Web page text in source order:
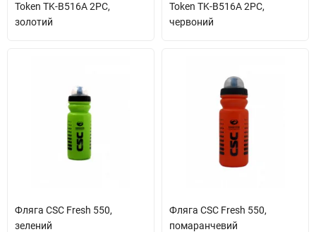
Token TK-B516A 2PC,
золотий
Token TK-B516A 2PC,
червоний
Фляга CSC Fresh 550,
зелений
Фляга CSC Fresh 550,
помаранчевий